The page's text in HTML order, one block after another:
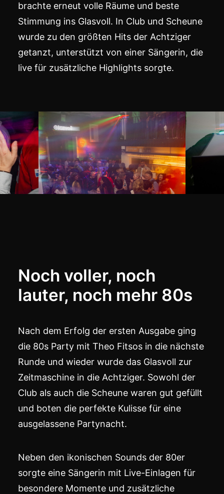
brachte erneut volle Räume und beste
Stimmung ins Glasvoll. In Club und Scheune
wurde zu den größten Hits der Achtziger
getanzt, unterstützt von einer Sängerin, die
live für zusätzliche Highlights sorgte.
Noch voller, noch
lauter, noch mehr 80s
Nach dem Erfolg der ersten Ausgabe ging
die 80s Party mit Theo Fitsos in die nächste
Runde und wieder wurde das Glasvoll zur
Zeitmaschine in die Achtziger. Sowohl der
Club als auch die Scheune waren gut gefüllt
und boten die perfekte Kulisse für eine
ausgelassene Partynacht.
Neben den ikonischen Sounds der 80er
sorgte eine Sängerin mit Live-Einlagen für
besondere Momente und zusätzliche